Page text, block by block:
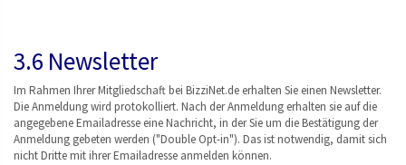
3.6 Newsletter
Im Rahmen Ihrer Mitgliedschaft bei BizziNet.de erhalten Sie einen Newsletter.
Die Anmeldung wird protokolliert. Nach der Anmeldung erhalten sie auf die
angegebene Emailadresse eine Nachricht, in der Sie um die Bestätigung der
Anmeldung gebeten werden ("Double Opt-in"). Das ist notwendig, damit sich
nicht Dritte mit ihrer Emailadresse anmelden können.